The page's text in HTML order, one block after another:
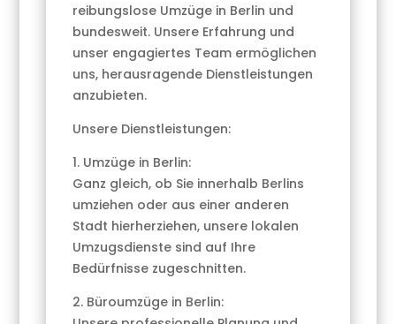
reibungslose Umzüge in Berlin und
bundesweit. Unsere Erfahrung und
unser engagiertes Team ermöglichen
uns, herausragende Dienstleistungen
anzubieten.
Unsere Dienstleistungen:
1. Umzüge in Berlin:
Ganz gleich, ob Sie innerhalb Berlins
umziehen oder aus einer anderen
Stadt hierherziehen, unsere lokalen
Umzugsdienste sind auf Ihre
Bedürfnisse zugeschnitten.
2. Büroumzüge in Berlin: